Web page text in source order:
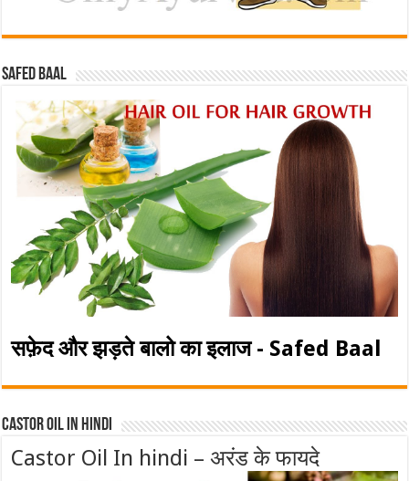
Safed baal
सफ़ेद और झड़ते बालो का इलाज - Safed Baal
Castor Oil In Hindi
Castor Oil In hindi – अरंड के फायदे